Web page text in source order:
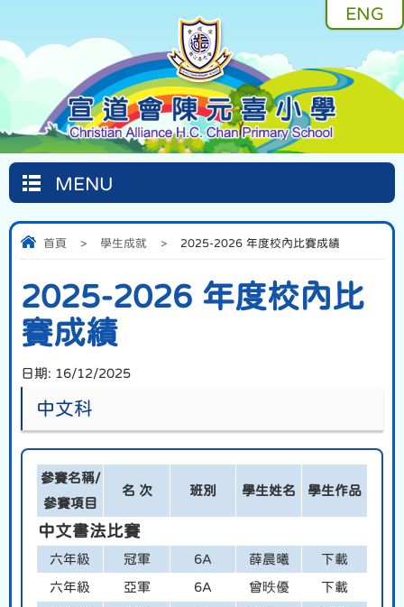
ENG
MENU
首頁 > 學生成就 > 2025-2026 年度校內比賽成績
2025-2026 年度校內比
賽成績
日期: 16/12/2025
中文科
參賽名稱/
參賽項目
名 次 班別 學生姓名 學生作品
中文書法比賽
六年級 冠軍 6A 薛晨曦 下載
六年級 亞軍 6A 曾昳優 下載